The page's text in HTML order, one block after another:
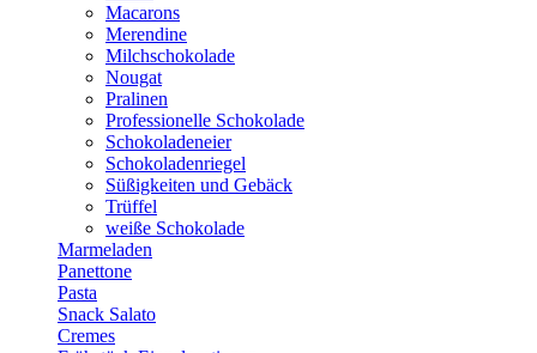
Macarons
Merendine
Milchschokolade
Nougat
Pralinen
Professionelle Schokolade
Schokoladeneier
Schokoladenriegel
Süßigkeiten und Gebäck
Trüffel
weiße Schokolade
Marmeladen
Panettone
Pasta
Snack Salato
Cremes